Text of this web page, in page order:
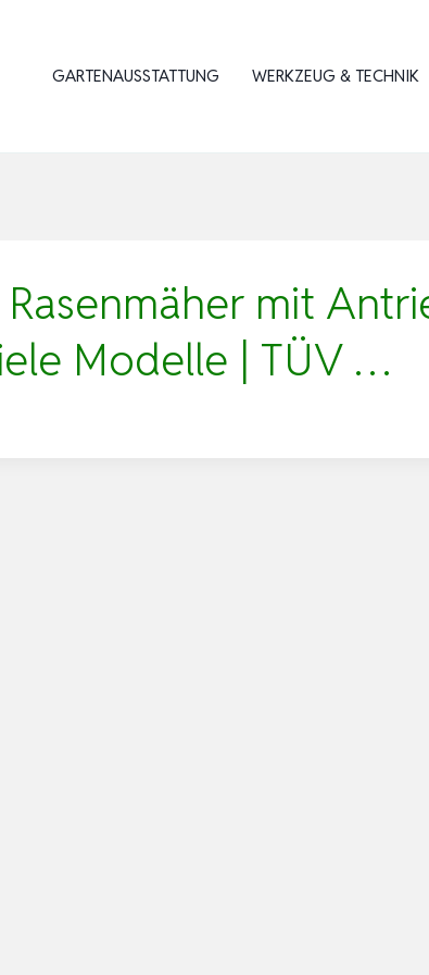
GARTENAUSSTATTUNG WERKZEUG & TECHNIK
mit
Modelle | TÜV …